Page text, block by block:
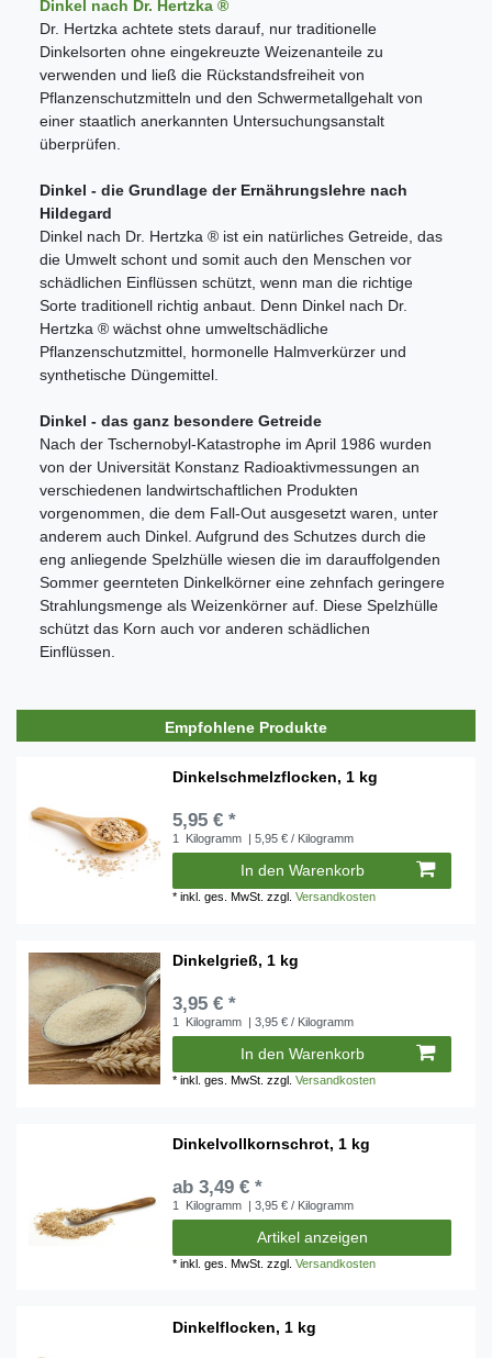
Dinkel nach Dr. Hertzka ®
Dr. Hertzka achtete stets darauf, nur traditionelle
Dinkelsorten ohne eingekreuzte Weizenanteile zu
verwenden und ließ die Rückstandsfreiheit von
Pflanzenschutzmitteln und den Schwermetallgehalt von
einer staatlich anerkannten Untersuchungsanstalt
überprüfen.
Dinkel - die Grundlage der Ernährungslehre nach
Hildegard
Dinkel nach Dr. Hertzka ® ist ein natürliches Getreide, das
die Umwelt schont und somit auch den Menschen vor
schädlichen Einflüssen schützt, wenn man die richtige
Sorte traditionell richtig anbaut. Denn Dinkel nach Dr.
Hertzka ® wächst ohne umweltschädliche
Pflanzenschutzmittel, hormonelle Halmverkürzer und
synthetische Düngemittel.
Dinkel - das ganz besondere Getreide
Nach der Tschernobyl-Katastrophe im April 1986 wurden
von der Universität Konstanz Radioaktivmessungen an
verschiedenen landwirtschaftlichen Produkten
vorgenommen, die dem Fall-Out ausgesetzt waren, unter
anderem auch Dinkel. Aufgrund des Schutzes durch die
eng anliegende Spelzhülle wiesen die im darauffolgenden
Sommer geernteten Dinkelkörner eine zehnfach geringere
Strahlungsmenge als Weizenkörner auf. Diese Spelzhülle
schützt das Korn auch vor anderen schädlichen
Einflüssen.
Empfohlene Produkte
Dinkelschmelzflocken, 1 kg
5,95 € *
1 Kilogramm | 5,95 € / Kilogramm
In den Warenkorb
*inkl. ges. MwSt. zzgl.Versandkosten
Dinkelgrieß, 1 kg
3,95 € *
1 Kilogramm | 3,95 € / Kilogramm
In den Warenkorb
*inkl. ges. MwSt. zzgl.Versandkosten
Dinkelvollkornschrot, 1 kg
ab 3,49 € *
1 Kilogramm | 3,95 € / Kilogramm
Artikel anzeigen
*inkl. ges. MwSt. zzgl.Versandkosten
Dinkelflocken, 1 kg